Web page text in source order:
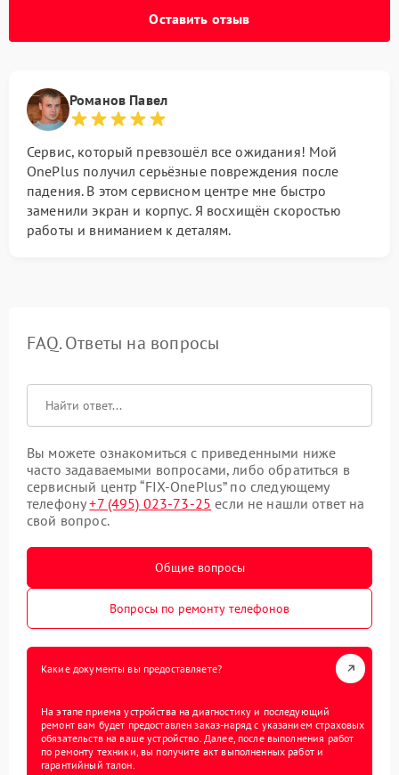
Оставить отзыв
Романов Павел
Сервис, который превзошёл все ожидания! Мой
OnePlus получил серьёзные повреждения после
падения. В этом сервисном центре мне быстро
заменили экран и корпус. Я восхищён скоростью
работы и вниманием к деталям.
FAQ. Ответы на вопросы
Вы можете ознакомиться с приведенными ниже
часто задаваемыми вопросами, либо обратиться в
сервисный центр “FIX-OnePlus” по следующему
телефону+7 (495) 023-73-25 если не нашли ответ на
свой вопрос.
Общие вопросы
Вопросы по ремонту телефонов
Какие документы вы предоставляете?
На этапе приема устройства на диагностику и последующий
ремонт вам будет предоставлен заказ-наряд с указанием страховых
обязательств на ваше устройство. Далее, после выполнения работ
по ремонту техники, вы получите акт выполненных работ и
гарантийный талон.